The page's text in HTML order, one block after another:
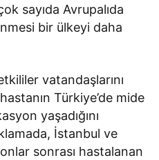
sayıda Avrupalıda
bir ülkeyi daha
vatandaşlarını
Türkiye’de mide
yaşadığını
İstanbul ve
sonrası hastalanan